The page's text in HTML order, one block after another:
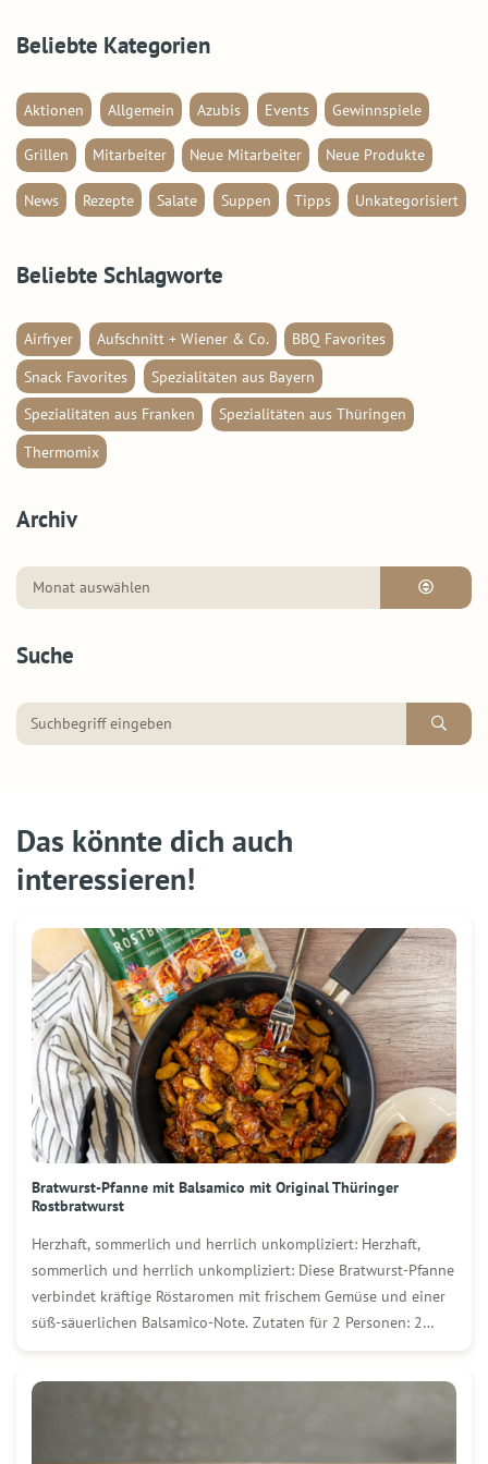
Beliebte Kategorien
Aktionen Allgemein Azubis Events Gewinnspiele
Grillen Mitarbeiter Neue Mitarbeiter Neue Produkte
News Rezepte Salate Suppen Tipps Unkategorisiert
Beliebte Schlagworte
Airfryer Aufschnitt + Wiener & Co.
BBQ Favorites
Snack Favorites
Spezialitäten aus Bayern
Spezialitäten aus Franken
Spezialitäten aus Thüringen
Thermomix
Archiv
Suche
Das könnte dich auch
interessieren!
Bratwurst-Pfanne mit Balsamico mit Original Thüringer
Rostbratwurst
Herzhaft, sommerlich und herrlich unkompliziert: Herzhaft,
sommerlich und herrlich unkompliziert: Diese Bratwurst-Pfanne
verbindet kräftige Röstaromen mit frischem Gemüse und einer
süß-säuerlichen Balsamico-Note. Zutaten für 2 Personen: 2